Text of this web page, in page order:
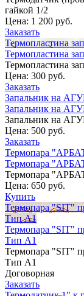
гайкой 1/2
Цена: 1 200 руб.
Заказать
Термопластина
Термопластина
Термопластина
Цена: 300 руб.
Заказать
Запальник на
Запальник на
Запальник на
Цена: 500 руб.
Заказать
Термопара
Термопара
Термопара
Цена: 650 руб.
Купить
Термопара "SIT"
Тип А1
Термопара "SIT"
Тип А1
Термопара "SIT"
Тип А1
Договорная
Заказать